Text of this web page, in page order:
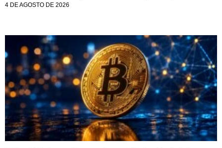
4 DE AGOSTO DE 2026